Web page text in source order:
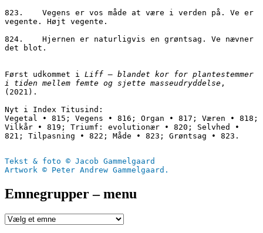
823.	Vegens er vos måde at være i verden på. Ve er
vegente. Højt vegente.
824.	Hjernen er naturligvis en grøntsag. Ve nævner
det blot.
Først udkommet i Liff – blandet kor for plantestemmer
i tiden mellem femte og sjette masseudryddelse ,
(2021).
Nyt i Index Titusind:
Vegetal • 815; Vegens • 816; Organ • 817; Væren • 818;
Vilkår • 819; Triumf: evolutionær • 820; Selvhed •
821; Tilpasning • 822; Måde • 823; Grøntsag • 823.
Tekst & foto © Jacob Gammelgaard
Artwork © Peter Andrew Gammelgaard.
Emnegrupper – menu